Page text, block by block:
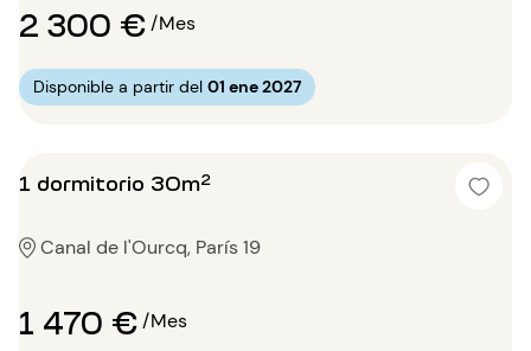
2 300 €/Mes
Disponible a partir del 01 ene 2027
1 dormitorio 30m²
Canal de l'Ourcq, París 19
1 470 €/Mes